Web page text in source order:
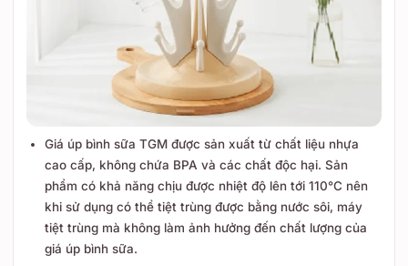
Giá úp bình sữa TGM được sản xuất từ chất liệu nhựa
cao cấp, không chứa BPA và các chất độc hại. Sản
phẩm có khả năng chịu được nhiệt độ lên tới 110°C nên
khi sử dụng có thể tiệt trùng được bằng nước sôi, máy
tiệt trùng mà không làm ảnh hưởng đến chất lượng của
giá úp bình sữa.